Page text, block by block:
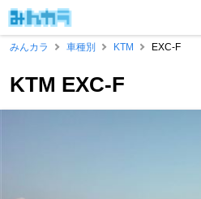
みんカラ
車種別 KTM EXC-F
KTM EXC-F